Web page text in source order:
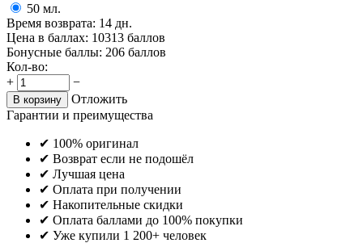
50 мл.
Время возврата: 14 дн.
Цена в баллах: 10313 баллов
Бонусные баллы: 206 баллов
Кол-во:
+
−
В корзину
Отложить
Гарантии и преимущества
✔ 100% оригинал
✔ Возврат если не подошёл
✔ Лучшая цена
✔ Оплата при получении
✔ Накопительные скидки
✔ Оплата баллами до 100% покупки
✔ Уже купили 1 200+ человек